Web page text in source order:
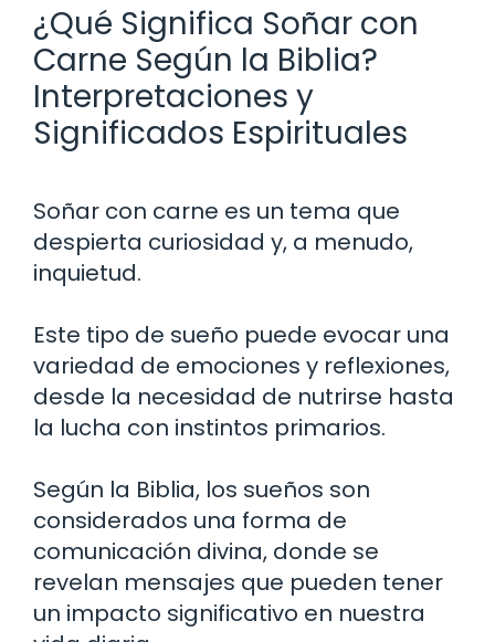
¿Qué Significa Soñar con
Carne Según la Biblia?
Interpretaciones y
Significados Espirituales
Soñar con carne es un tema que
despierta curiosidad y, a menudo,
inquietud.
Este tipo de sueño puede evocar una
variedad de emociones y reflexiones,
desde la necesidad de nutrirse hasta
la lucha con instintos primarios.
Según la Biblia, los sueños son
considerados una forma de
comunicación divina, donde se
revelan mensajes que pueden tener
un impacto significativo en nuestra